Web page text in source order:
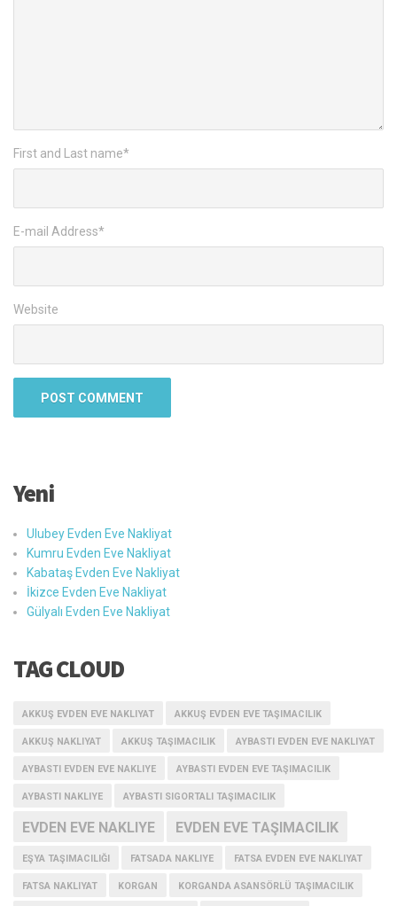
First and Last name*
E-mail Address*
Website
Yeni
Ulubey Evden Eve Nakliyat
Kumru Evden Eve Nakliyat
Kabataş Evden Eve Nakliyat
İkizce Evden Eve Nakliyat
Gülyalı Evden Eve Nakliyat
TAG CLOUD
AKKUŞ EVDEN EVE NAKLIYAT AKKUŞ EVDEN EVE TAŞIMACILIK
AKKUŞ NAKLIYAT AKKUŞ TAŞIMACILIK AYBASTI EVDEN EVE NAKLIYAT
AYBASTI EVDEN EVE NAKLIYE AYBASTI EVDEN EVE TAŞIMACILIK
AYBASTI NAKLIYE AYBASTI SIGORTALI TAŞIMACILIK
EVDEN EVE NAKLIYE EVDEN EVE TAŞIMACILIK
EŞYA TAŞIMACILIĞI FATSADA NAKLIYE FATSA EVDEN EVE NAKLIYAT
FATSA NAKLIYAT KORGAN KORGANDA ASANSÖRLÜ TAŞIMACILIK